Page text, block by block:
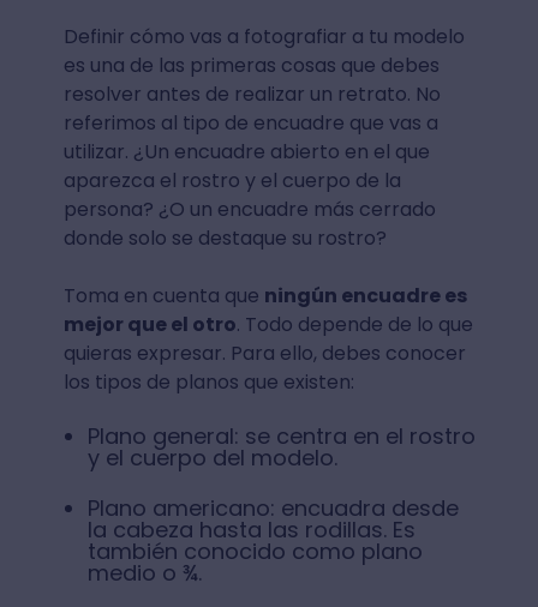
Definir cómo vas a fotografiar a tu modelo
es una de las primeras cosas que debes
resolver antes de realizar un retrato. No
referimos al tipo de encuadre que vas a
utilizar. ¿Un encuadre abierto en el que
aparezca el rostro y el cuerpo de la
persona? ¿O un encuadre más cerrado
donde solo se destaque su rostro?
Toma en cuenta que ningún encuadre es
mejor que el otro. Todo depende de lo que
quieras expresar. Para ello, debes conocer
los tipos de planos que existen:
Plano general: se centra en el rostro
y el cuerpo del modelo.
Plano americano: encuadra desde
la cabeza hasta las rodillas. Es
también conocido como plano
medio o ¾.